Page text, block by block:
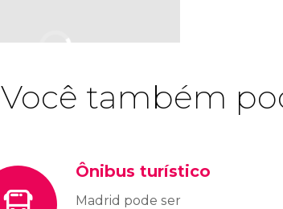
Você também
Ônibus turístico
Madrid pode ser